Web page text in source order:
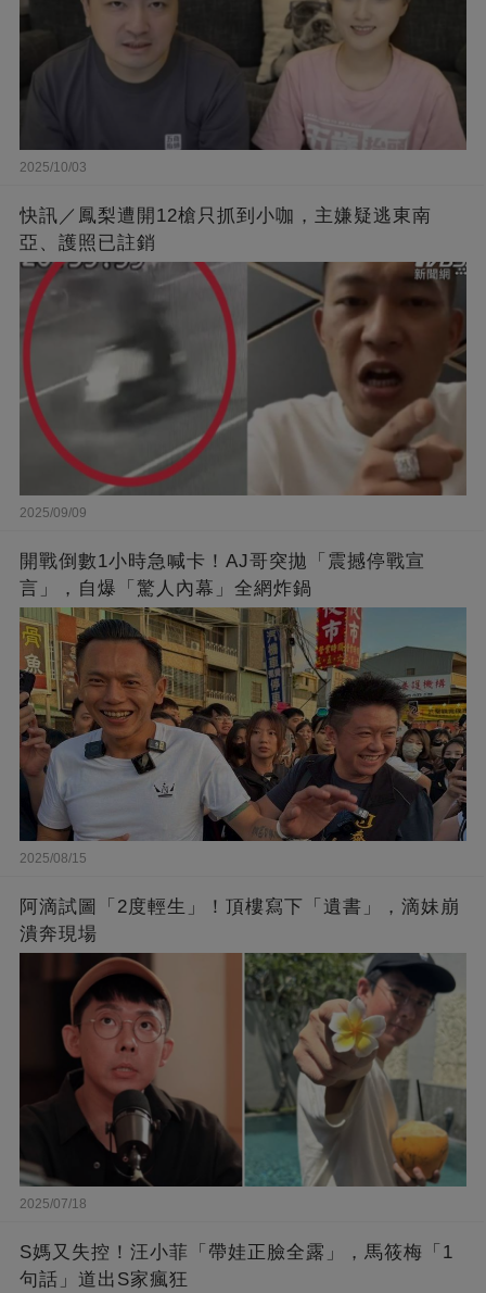
2025/10/03
快訊／鳳梨遭開12槍只抓到小咖，主嫌疑逃東南
亞、護照已註銷
2025/09/09
開戰倒數1小時急喊卡！AJ哥突拋「震撼停戰宣
言」，自爆「驚人內幕」全網炸鍋
2025/08/15
阿滴試圖「2度輕生」！頂樓寫下「遺書」，滴妹崩
潰奔現場
2025/07/18
S媽又失控！汪小菲「帶娃正臉全露」，馬筱梅「1
句話」道出S家瘋狂